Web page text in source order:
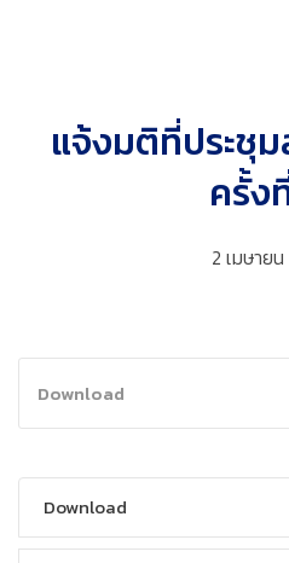
แจ้งมติที่ประชุ
ครั้ง
2 เมษาย
Download
Download